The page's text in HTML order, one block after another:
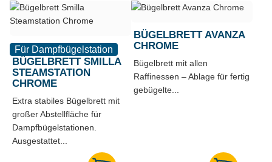
Für Dampfbügelstation
BÜGELBRETT SMILLA
STEAMSTATION
CHROME
Extra stabiles Bügelbrett mit
großer Abstellfläche für
Dampfbügelstationen.
Ausgestattet...
BÜGELBRETT AVANZA
CHROME
Bügelbrett mit allen
Raffinessen – Ablage für fertig
gebügelte...